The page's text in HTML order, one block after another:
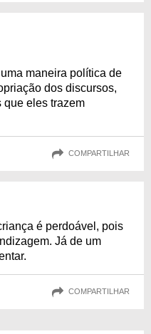
maneira política de
dos discursos,
que eles trazem
COMPARTILHAR
é perdoável, pois
Já de um
COMPARTILHAR